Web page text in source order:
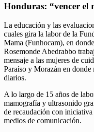
Honduras: “vencer el
La educación y las
cuales gira la labor de la
Mama (Funhocam), en
Rosemonde Abedrabbo
mensaje a las mujeres de
Paraíso y Morazán en
diarios.
A lo largo de 15 años de
mamografía y ultrasonido
de recaudación con
medios de comunicación.